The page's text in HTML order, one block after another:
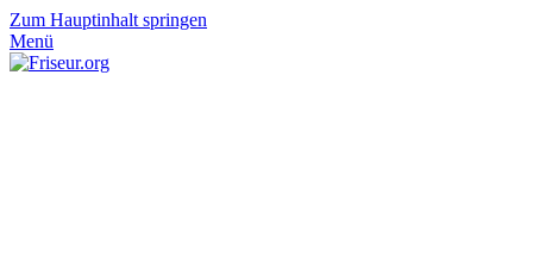
Zum Hauptinhalt springen
Menü